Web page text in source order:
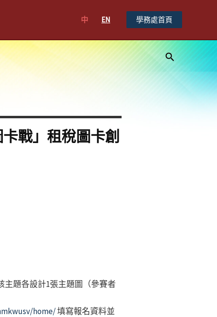
中 EN 學務處首頁
搜
尋
戰」租稅圖卡創
題各設計1張主題圖（參賽者
home/填寫報名資料並